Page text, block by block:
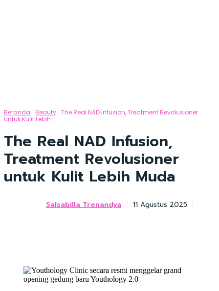
Beranda Beauty The Real NAD Infusion, Treatment Revolusioner
Untuk Kulit Lebih...
The Real NAD Infusion,
Treatment Revolusioner
untuk Kulit Lebih Muda
Salsabilla Trenandya 11 Agustus 2025